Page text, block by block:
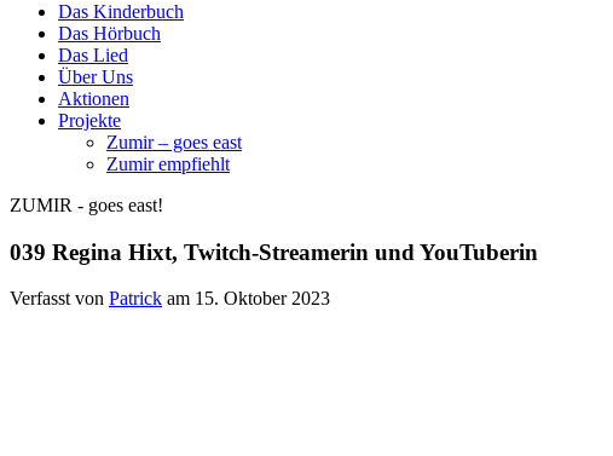
Das Kinderbuch
Das Hörbuch
Das Lied
Über Uns
Aktionen
Projekte
Zumir – goes east
Zumir empfiehlt
ZUMIR - goes east!
039 Regina Hixt, Twitch-Streamerin und YouTuberin
Verfasst von Patrick am 15. Oktober 2023